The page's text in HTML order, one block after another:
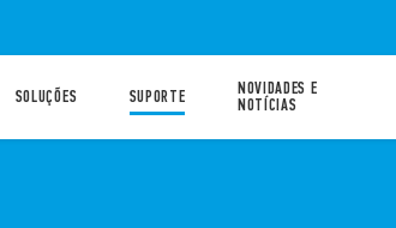
SOLUÇÕES SUPORTE
NOVIDADES E
NOTÍCIAS